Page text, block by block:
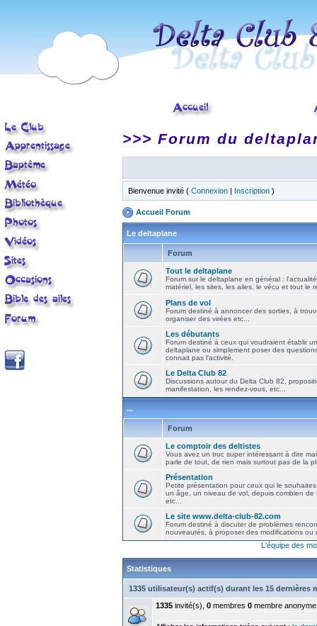
>>> Forum du
Bienvenue invité ( Connexion | Inscription )
Accueil Forum
Le deltaplane
Forum
Tout le deltaplane
Forum sur le deltaplane en général :
matériel, les sites, les ailes, le vécu et tout le
Plans de vol
Forum destiné à annoncer des sorties, à
organiser des virées etc...
Les débutants
Forum destiné à ceux qui voudraient établir
deltaplane ou simplement poser des
connait pas l'activité.
Le Delta Club 82
Discussions autour du Delta Club 82,
manifestation, les rendez-vous, etc...
...
Forum
Le comptoir des deltistes
Vous avez un truc super intéressant à dire
parle de tout, de rien mais surtout pas de la
Présentation
Petite présentation pour ceux qui le
un âge, un niveau de vol, depuis combien de
etc...
Le site www.delta-club-82.com
Forum destiné à discuter de problèmes
nouveautés, à proposer des modifications ou
L'équipe des
Statistiques
1335 utilisateur(s) actif(s) durant les 15 dernières
1335 invité(s), 0 membres 0 membre anonyme